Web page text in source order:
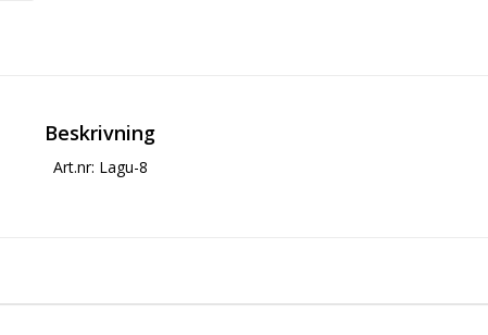
Beskrivning
Art.nr: Lagu-8